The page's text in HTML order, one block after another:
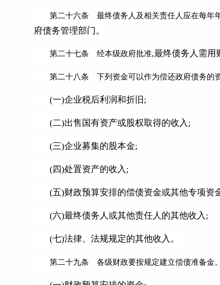
第二十六条 最终债务人及相关责任人应在每年年
府债务管理部门。
第二十七条 经本级政府批准,最终债务人需用
第二十八条 下列资金可以作为偿还政府债务的
(一)企业税后利润和折旧;
(二)出售国有资产或股权取得的收入;
(三)企业募集的股本金;
(四)处置资产的收入;
(五)财政预算安排的偿债资金或其他专项资
(六)最终债务人或其他责任人的其他收入;
(七)法律、法规规定的其他收入。
第二十九条 各级财政要按规定建立偿债准备金